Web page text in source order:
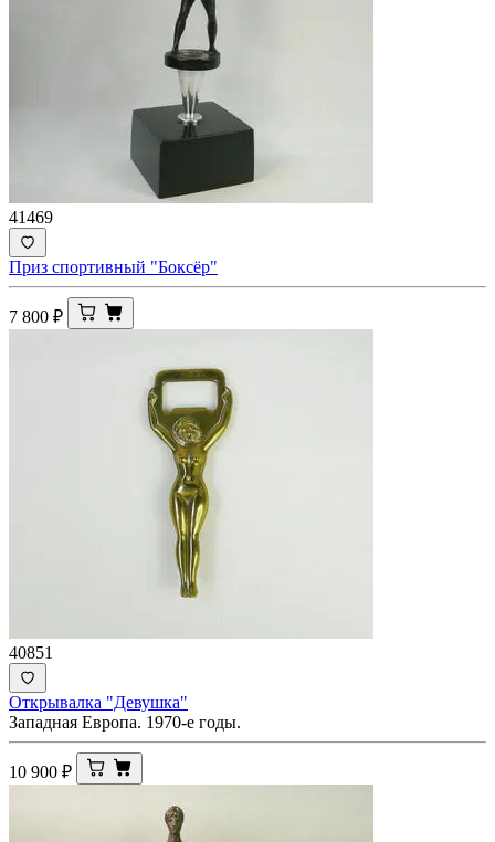
41469
Приз спортивный "Боксёр"
7 800 ₽
40851
Открывалка "Девушка"
Западная Европа. 1970-е годы.
10 900 ₽